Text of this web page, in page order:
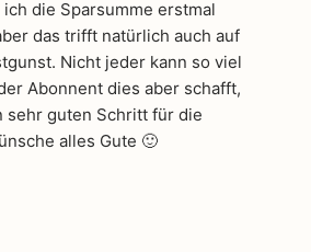
die Sparsumme erstmal
das trifft natürlich auch auf
Nicht jeder kann so viel
Abonnent dies aber schafft,
sehr guten Schritt für die
alles Gute 🙂